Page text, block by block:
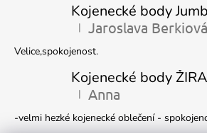
Kojenecké body
Hodnocení produktu je 5 z 5
| Jaroslava Berkiová
Velice,spokojenost.
Hodnocení produktu je 5 z 5
| Anna
-velmi hezké kojenecké oblečení -